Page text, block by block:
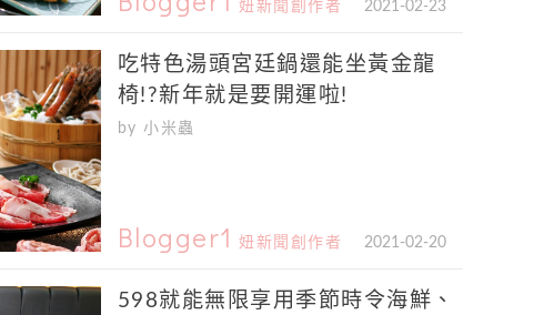
妞新聞創作者 2021-02-23
吃特色湯頭宮廷鍋還能坐黃金龍
椅!?新年就是要開運啦!
by 小米蟲
Blogger1 妞新聞創作者 2021-02-20
598就能無限享用季節時令海鮮、